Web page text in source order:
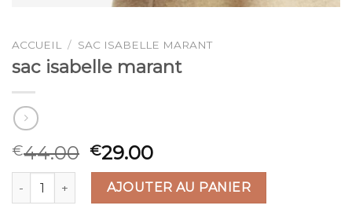
ACCUEIL / SAC ISABELLE MARANT
sac isabelle marant
€44.00 €29.00
quantité de sac isabelle marant
AJOUTER AU PANIER